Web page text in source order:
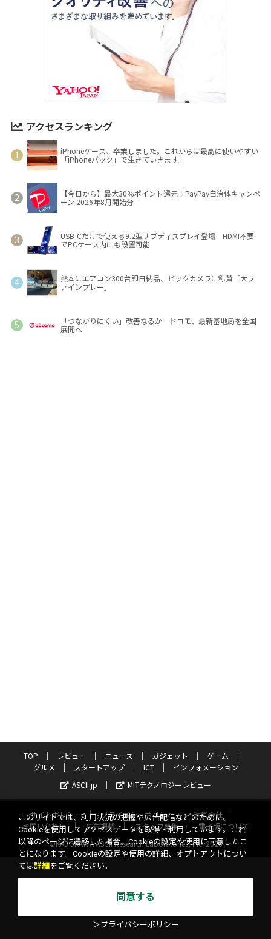
アクセスランキング
iPhoneケース、卒業しました。これからは最高に使いやすい
「iPhoneバック」で生きていきます。
【今日から】最大30％ポイント還元！PayPay自治体キャンペ
ーン 2026年8月開始分
USB-Cだけで使える9.2型サブディスプレイ登場 HDMI不要
でPCケース内にも設置可能
熊本にエアコン300台即日納品、ビックカメラに称賛「大フ
ァインプレー」
「つながりにくい」改善なるか ドコモ、最新基地局を全国
展開へ
TOP レビュー ニュース ガジェット
ゲーム
グルメ
スタートアップ ICT
インフォメーション
ASCII.jp
MITテクノロジーレビュー
サイトポリシー プライバシーポリシー
運営会社
お問い合わせ
広告掲載 スタッフ募集
電子版について
©KADOKAWA ASCII Research Laboratories, Inc. 2026
このサイトでは、利用状況の把握や広告配信などのために、
Cookieを使用してアクセスデータを取得・利用しています。これ
以降のページに遷移した場合、Cookieの設定や使用に同意したこ
とになります。Cookieの設定や使用の詳細、オプトアウトについ
ては詳細 をご覧ください。
同意する
＞プライバシーポリシー